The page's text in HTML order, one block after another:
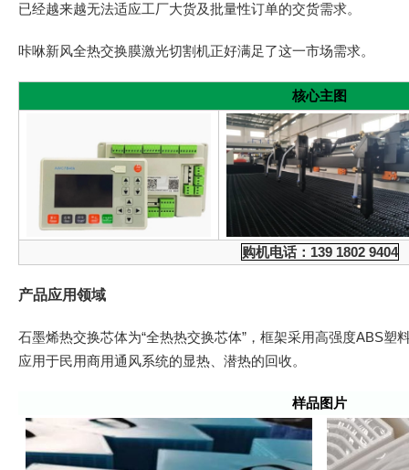
已经越来越无法适应工厂大货及批量性订单的交货需求。
咔咻新风全热交换膜激光切割机正好满足了这一市场需求。
核心主图
购机电话：139 1802 9404
产品应用领域
石墨烯热交换芯体为“全热热交换芯体”，框架采用高强度ABS塑
应用于民用商用通风系统的显热、潜热的回收。
样品图片